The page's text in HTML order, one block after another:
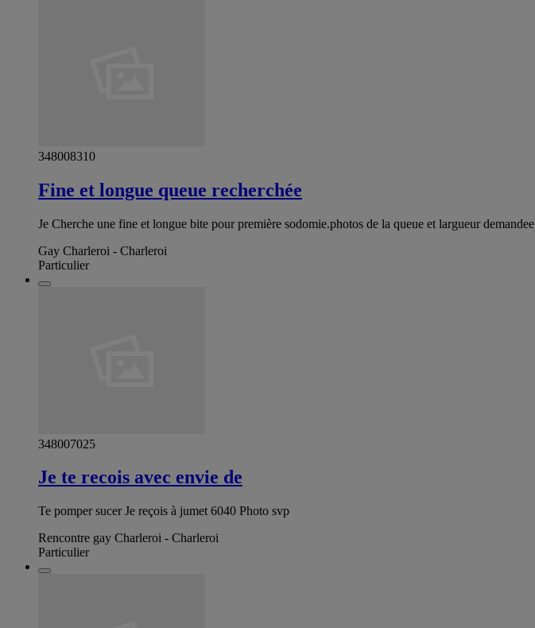
348008310
Fine et longue queue recherchée
Je Cherche une fine et longue bite pour première sodomie.photos de la queue et largueur demandee
Gay Charleroi - Charleroi
Particulier
348007025
Je te recois avec envie de
Te pomper sucer Je reçois à jumet 6040 Photo svp
Rencontre gay Charleroi - Charleroi
Particulier